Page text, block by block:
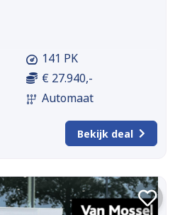
141 PK
€ 27.940,-
Automaat
Bekijk deal